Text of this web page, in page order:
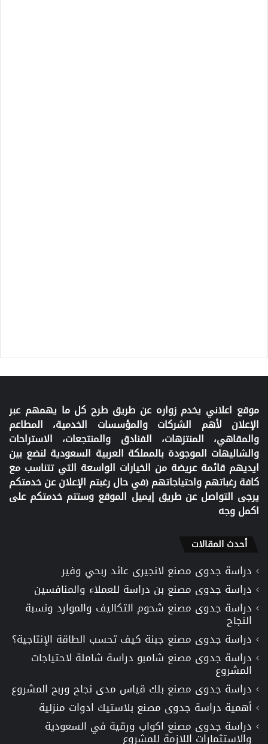
موقع اعلاني يخدم زواره عن طريق طرح كل ما يهمهم عبر
الإعلان لأهم الشركات والمؤسسات الخدمية، المطاعم
والمقاهي، المنتزهات، الفنادق والمنتجعات، الاستراحات
والشاليهات الموجودة بالمملكة العربية السعودية لنضع بين
ايديهم قائمة عريضة من الخيارات الواسعة التي تتناسب مع
كافة رغباتهم واحتياجاتهم (في حال رغبتم الإعلان عن خدمتكم
يرجى التواصل عن طريق إيميل الموقع وستتم خدمتكم على
اكمل وجه
أحدث المقالات
دراسة جدوى مصنع لانجيرى عائد ربحي وفير
دراسة جدوى مصنع بن دراسة للعملاء والمنافسين
دراسة جدوى مصنع شحوم التكاليف والموارد ونسبة
النجاح
دراسة جدوى مصنع جبنة كيف تحسب الطاقة الإنتاجية؟
دراسة جدوى مصنع شامبو دراسة شاملة لاحتياجات
المشروع
دراسة جدوى مصنع بلك قياس مدى نجاح وربح المشروع
أهمية دراسة جدوى مصنع بلاستيك ادوات منزلية
دراسة جدوى مصنع اكواب ورقية في السعودية
والاستثمارات اللازمة للمشروع